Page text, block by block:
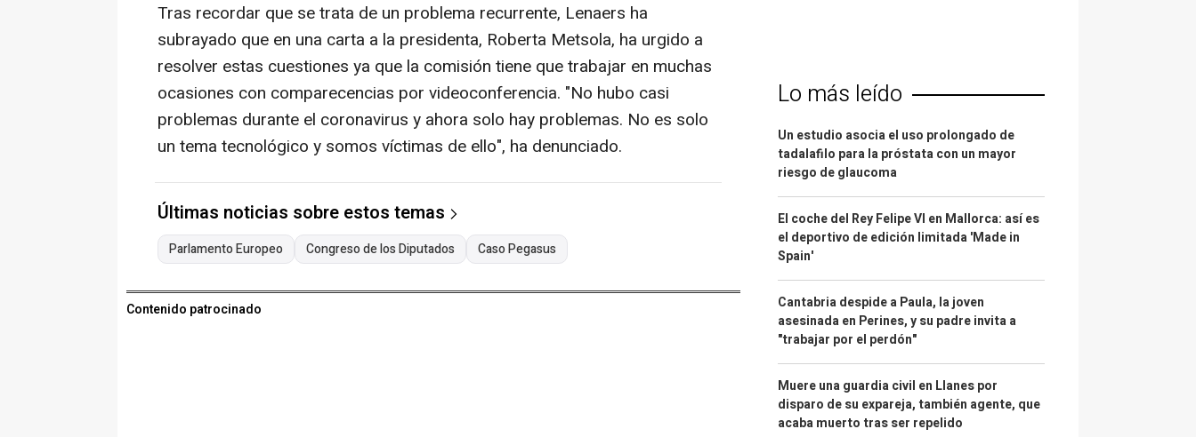
Tras recordar que se trata de un problema recurrente, Lenaers ha
subrayado que en una carta a la presidenta, Roberta Metsola, ha urgido a
resolver estas cuestiones ya que la comisión tiene que trabajar en muchas
ocasiones con comparecencias por videoconferencia. "No hubo casi
problemas durante el coronavirus y ahora solo hay problemas. No es solo
un tema tecnológico y somos víctimas de ello", ha denunciado.
Últimas noticias sobre estos temas
Parlamento Europeo Congreso de los Diputados Caso Pegasus
Contenido patrocinado
Lo más leído
Un estudio asocia el uso prolongado de
tadalafilo para la próstata con un mayor
riesgo de glaucoma
El coche del Rey Felipe VI en Mallorca: así es
el deportivo de edición limitada 'Made in
Spain'
Cantabria despide a Paula, la joven
asesinada en Perines, y su padre invita a
"trabajar por el perdón"
Muere una guardia civil en Llanes por
disparo de su expareja, también agente, que
acaba muerto tras ser repelido